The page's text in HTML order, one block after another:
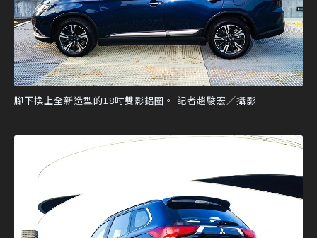
腳下換上全新造型的18吋雙影鋁圈。 記者趙駿宏／攝影